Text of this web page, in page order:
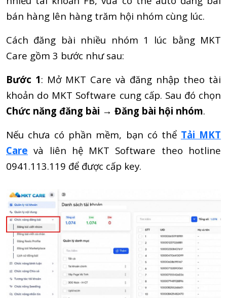
bán hàng lên hàng trăm hội nhóm cùng lúc.
Cách đăng bài nhiều nhóm 1 lúc bằng MKT
Care gồm 3 bước như sau:
Bước 1: Mở MKT Care và đăng nhập theo tài
khoản do MKT Software cung cấp. Sau đó chọn
Chức năng đăng bài → Đăng bài hội nhóm.
Nếu chưa có phần mềm, bạn có thể Tải MKT
Care và liên hệ MKT Software theo hotline
0941.113.119 để được cấp key.